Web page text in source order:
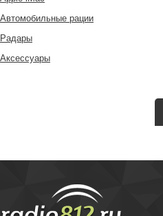
Автомобильные рации
Радары
Аксессуары